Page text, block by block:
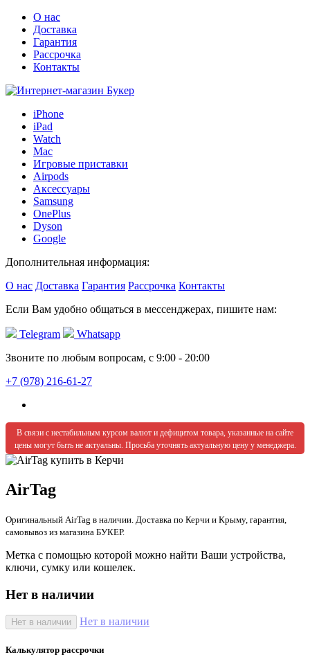
О нас
Доставка
Гарантия
Рассрочка
Контакты
iPhone
iPad
Watch
Mac
Игровые приставки
Airpods
Аксессуары
Samsung
OnePlus
Dyson
Google
Дополнительная информация:
О нас Доставка Гарантия Рассрочка Контакты
Если Вам удобно общаться в мессенджерах, пишите нам:
Telegram
Whatsapp
Звоните по любым вопросам, с 9:00 - 20:00
+7 (978) 216-61-27
В связи с нестабильным курсом валют и дефицитом товара, указанные на сайте
цены могут быть не актуальны. Просьба уточнять актуальную цену у менеджера.
AirTag
Оригинальный AirTag в наличии. Доставка по Керчи и Крыму, гарантия,
самовывоз из магазина БУКЕР.
Метка с помощью которой можно найти Ваши устройства,
ключи, сумку или кошелек.
Нет в наличии
Нет в наличии Нет в наличии
Калькулятор рассрочки